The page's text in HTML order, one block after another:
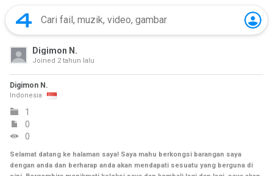
Digimon N.
Joined 2 tahun lalu
Digimon N.
Indonesia
1
0
0
Selamat datang ke halaman saya! Saya mahu berkongsi barangan saya
dengan anda dan berharap anda akan mendapati sesuatu yang berguna di